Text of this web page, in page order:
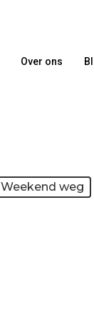
Over ons
Weekend weg